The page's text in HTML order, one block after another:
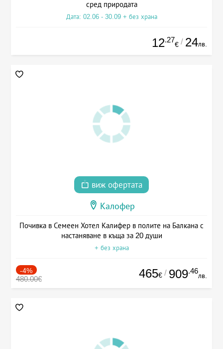
сред природата
Дата: 02.06 - 30.09 + без храна
12.27
€ / 24лв.
виж офертата
Калофер
Почивка в Семеен Хотел Калифер в полите на Балкана с
настаняване в къща за 20 души
+ без храна
-4%
480.00€ 465€ / 909.46
лв.